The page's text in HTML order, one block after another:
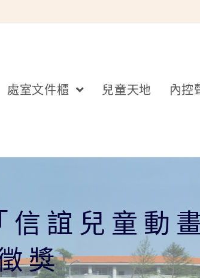
處室文件櫃 兒童天地 內控
誼兒童動
獎